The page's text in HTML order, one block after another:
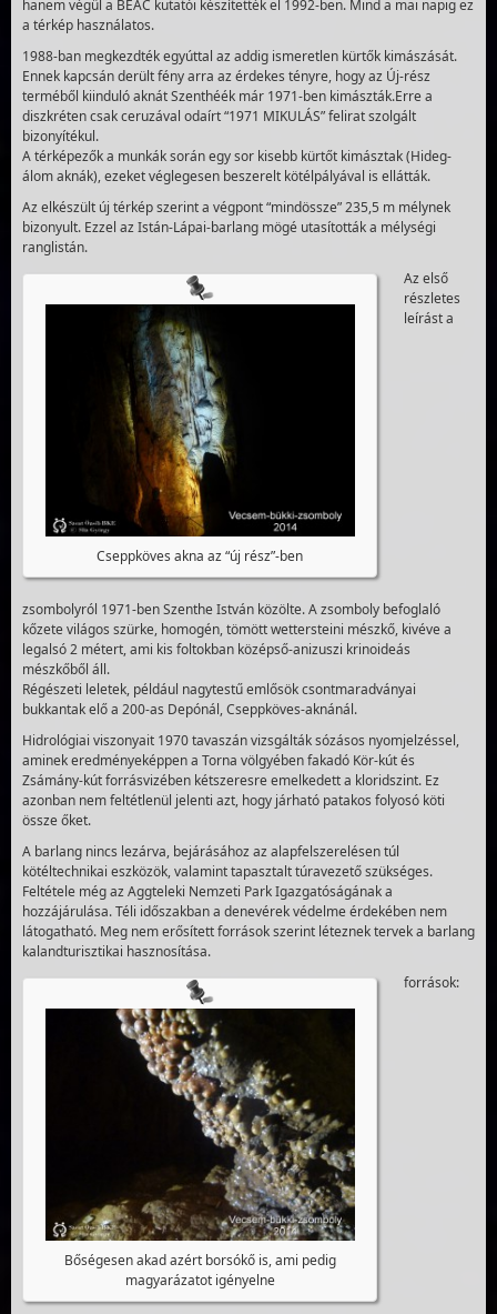
hanem végül a BEAC kutatói készítették el 1992-ben. Mind a mai napig ez
a térkép használatos.
1988-ban megkezdték egyúttal az addig ismeretlen kürtők kimászását.
Ennek kapcsán derült fény arra az érdekes tényre, hogy az Új-rész
terméből kiinduló aknát Szenthéék már 1971-ben kimászták.Erre a
diszkréten csak ceruzával odaírt “1971 MIKULÁS” felirat szolgált
bizonyítékul.
A térképezők a munkák során egy sor kisebb kürtőt kimásztak (Hideg-
álom aknák), ezeket véglegesen beszerelt kötélpályával is ellátták.
Az elkészült új térkép szerint a végpont “mindössze” 235,5 m mélynek
bizonyult. Ezzel az Istán-Lápai-barlang mögé utasították a mélységi
ranglistán.
Cseppköves akna az “új rész”-ben
Az első
részletes
leírást a
zsombolyról 1971-ben Szenthe István közölte. A zsomboly befoglaló
kőzete világos szürke, homogén, tömött wettersteini mészkő, kivéve a
legalsó 2 métert, ami kis foltokban középső-anizuszi krinoideás
mészkőből áll.
Régészeti leletek, például nagytestű emlősök csontmaradványai
bukkantak elő a 200-as Depónál, Cseppköves-aknánál.
Hidrológiai viszonyait 1970 tavaszán vizsgálták sózásos nyomjelzéssel,
aminek eredményeképpen a Torna völgyében fakadó Kör-kút és
Zsámány-kút forrásvizében kétszeresre emelkedett a kloridszint. Ez
azonban nem feltétlenül jelenti azt, hogy járható patakos folyosó köti
össze őket.
A barlang nincs lezárva, bejárásához az alapfelszerelésen túl
kötéltechnikai eszközök, valamint tapasztalt túravezető szükséges.
Feltétele még az Aggteleki Nemzeti Park Igazgatóságának a
hozzájárulása. Téli időszakban a denevérek védelme érdekében nem
látogatható. Meg nem erősített források szerint léteznek tervek a barlang
kalandturisztikai hasznosítása.
Bőségesen akad azért borsókő is, ami pedig
magyarázatot igényelne
források: